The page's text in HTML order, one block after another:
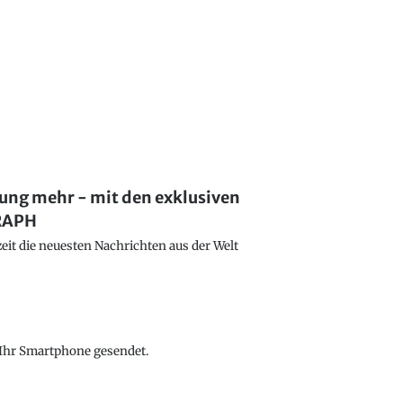
mehr - mit den exklusiven
die neuesten Nachrichten aus der Welt
Smartphone gesendet.